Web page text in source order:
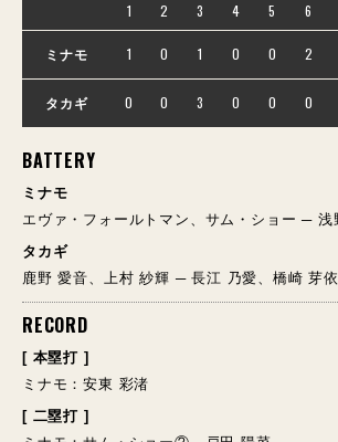
1 2 3 4 5 6
ミナモ 1 0 1 0 0 2
タカギ 0 0 3 0 0 0
BATTERY
ミナモ
エヴァ・フォールトマン、サム・ショー ─ 浅
タカギ
鹿野 愛音、上村 紗輝 ─ 長江 乃愛、橋崎 芽
RECORD
[ 本塁打 ]
ミナモ：安東 彩渚
[ 二塁打 ]